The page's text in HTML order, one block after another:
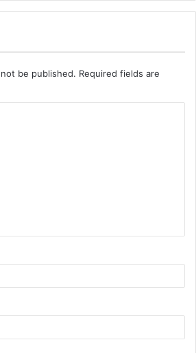
be published. Required fields are